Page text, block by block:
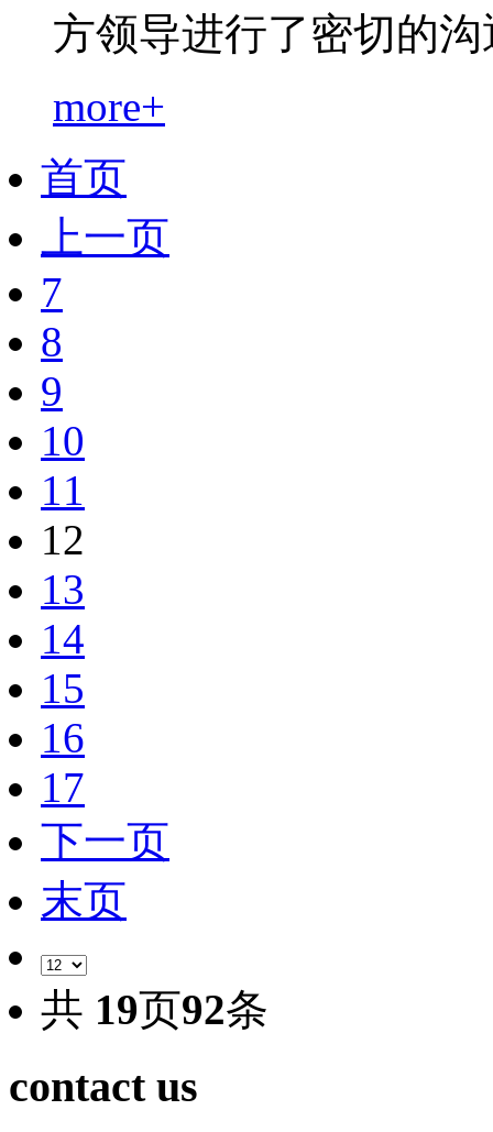
方领导进行了密切的沟
more+
首页
上一页
7
8
9
10
11
12
13
14
15
16
17
下一页
末页
共 19页92条
contact us